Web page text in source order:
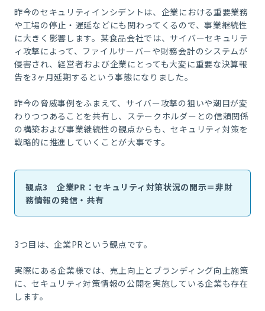
昨今のセキュリティインシデントは、企業における重要業務
や工場の停止・遅延などにも関わってくるので、事業継続性
に大きく影響します。某食品会社では、サイバーセキュリテ
ィ攻撃によって、ファイルサーバーや財務会計のシステムが
侵害され、経営者および企業にとっても大変に重要な決算報
告を3ヶ月延期するという事態になりました。
昨今の脅威事例をふまえて、サイバー攻撃の狙いや潮目が変
わりつつあることを共有し、ステークホルダーとの信頼関係
の構築および事業継続性の観点からも、セキュリティ対策を
戦略的に推進していくことが大事です。
観点3 企業PR：セキュリティ対策状況の開示＝非財
務情報の発信・共有
3つ目は、企業PRという観点です。
実際にある企業様では、売上向上とブランディング向上施策
に、セキュリティ対策情報の公開を実施している企業も存在
します。